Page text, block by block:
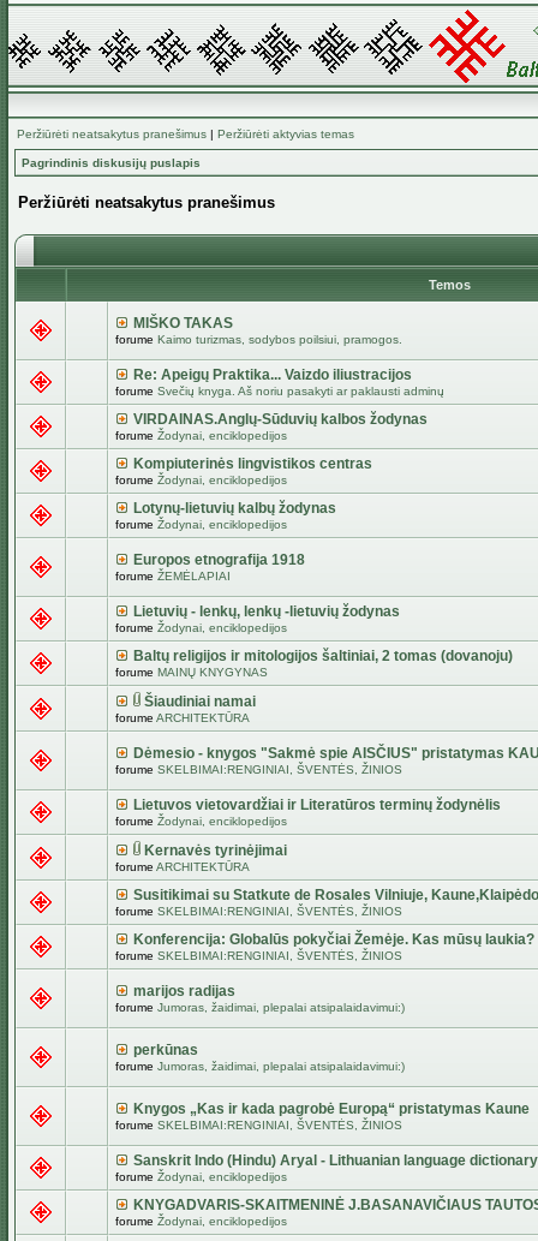
Peržiūrėti neatsakytus pranešimus | Peržiūrėti aktyvias temas
Pagrindinis diskusijų puslapis
Peržiūrėti neatsakytus pranešimus
Temos
MIŠKO TAKAS
forume Kaimo turizmas, sodybos poilsiui, pramogos.
Re: Apeigų Praktika... Vaizdo iliustracijos
forume Svečių knyga. Aš noriu pasakyti ar paklausti adminų
VIRDAINAS.Anglų-Sūduvių kalbos žodynas
forume Žodynai, enciklopedijos
Kompiuterinės lingvistikos centras
forume Žodynai, enciklopedijos
Lotynų-lietuvių kalbų žodynas
forume Žodynai, enciklopedijos
Europos etnografija 1918
forume ŽEMĖLAPIAI
Lietuvių - lenkų, lenkų -lietuvių žodynas
forume Žodynai, enciklopedijos
Baltų religijos ir mitologijos šaltiniai, 2 tomas (dovanoju)
forume MAINŲ KNYGYNAS
Šiaudiniai namai
forume ARCHITEKTŪRA
Dėmesio - knygos "Sakmė spie AISČIUS" pristatymas
forume SKELBIMAI:RENGINIAI, ŠVENTĖS, ŽINIOS
Lietuvos vietovardžiai ir Literatūros terminų žodynėlis
forume Žodynai, enciklopedijos
Kernavės tyrinėjimai
forume ARCHITEKTŪRA
Susitikimai su Statkute de Rosales Vilniuje,
forume SKELBIMAI:RENGINIAI, ŠVENTĖS, ŽINIOS
Konferencija: Globalūs pokyčiai Žemėje. Kas mūsų laukia?
forume SKELBIMAI:RENGINIAI, ŠVENTĖS, ŽINIOS
marijos radijas
forume Jumoras, žaidimai, plepalai atsipalaidavimui:)
perkūnas
forume Jumoras, žaidimai, plepalai atsipalaidavimui:)
Knygos „Kas ir kada pagrobė Europą“ pristatymas Kaune
forume SKELBIMAI:RENGINIAI, ŠVENTĖS, ŽINIOS
Sanskrit Indo (Hindu) Aryal - Lithuanian language dictionary
forume Žodynai, enciklopedijos
KNYGADVARIS-SKAITMENINĖ J.BASANAVIČIAUS
forume Žodynai, enciklopedijos